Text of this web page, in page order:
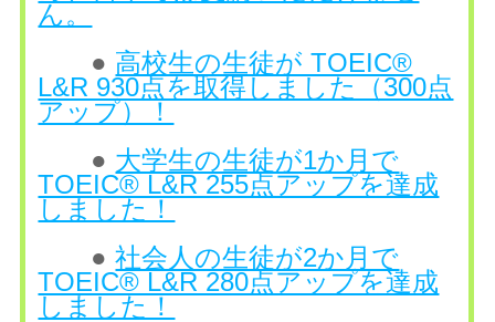
ん。
● 高校生の生徒が TOEIC®
L&R 930点を取得しました（300点
アップ）！
● 大学生の生徒が1か月で
TOEIC® L&R 255点アップを達成
しました！
●社会人の生徒が2か月で
TOEIC® L&R 280点アップを達成
しました！